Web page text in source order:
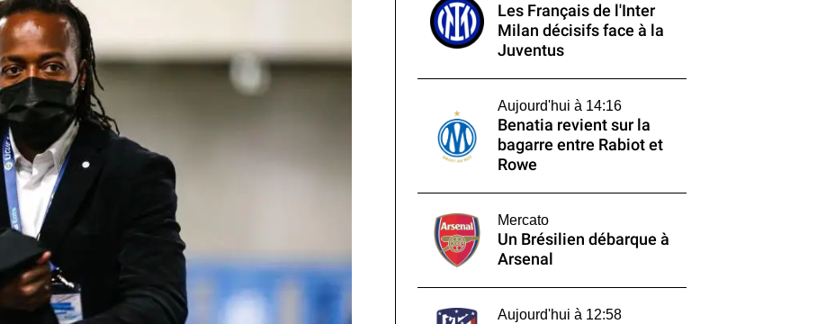
Les Français de l'Inter
Milan décisifs face à la
Juventus
Aujourd'hui à 14:16
Benatia revient sur la
bagarre entre Rabiot et
Rowe
Mercato
Un Brésilien débarque à
Arsenal
Aujourd'hui à 12:58